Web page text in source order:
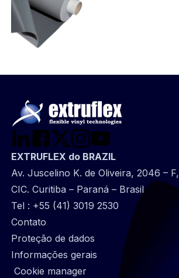
EXTRUFLEX do BRAZIL
Av. Juscelino K. de Oliveira, 2046 – F,
CIC. Curitiba – Paraná – Brasil
Tel : +55 (41) 3019 2530
@
Footer
infos
Contato
Proteção de dados
Informações gerais
Cookie manager